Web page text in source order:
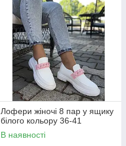
Лофери жіночі 8 пар у ящику
білого кольору 36-41
В наявності